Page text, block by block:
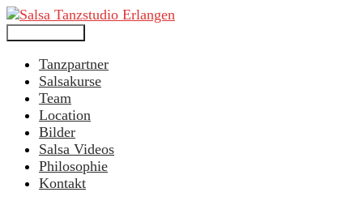
Search
content
Tanzpartner
Salsakurse
Team
Location
Bilder
Salsa Videos
Philosophie
Kontakt